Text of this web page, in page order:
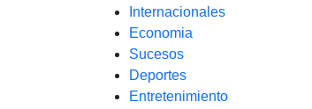
Internacionales
Economia
Sucesos
Deportes
Entretenimiento